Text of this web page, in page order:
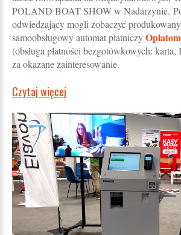
POLAND BOAT SHOW w Nadarzynie.
odwiedzający mogli zobaczyć
samoobsługowy automat płatniczy
(obsługa płatności bezgotówkowych:
za okazane zainteresowanie.
Czytaj więcej